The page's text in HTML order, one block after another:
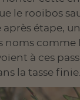
le rooibos
après étape,
noms comme
à ces
la tasse finie.